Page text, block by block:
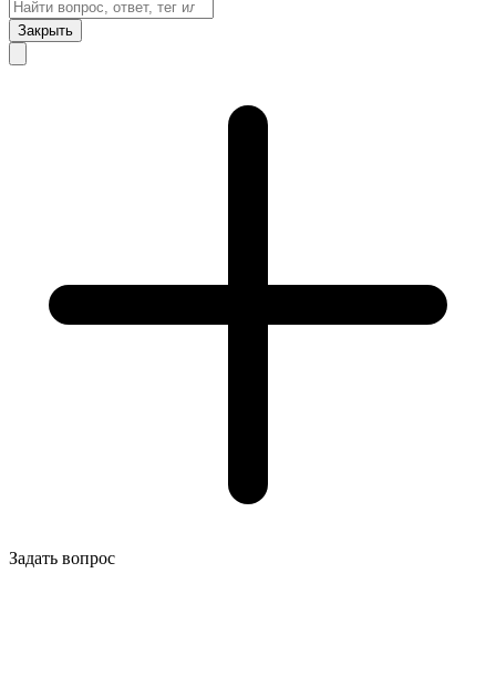
Закрыть
Задать вопрос